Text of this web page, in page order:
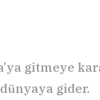
gitmeye
gider.